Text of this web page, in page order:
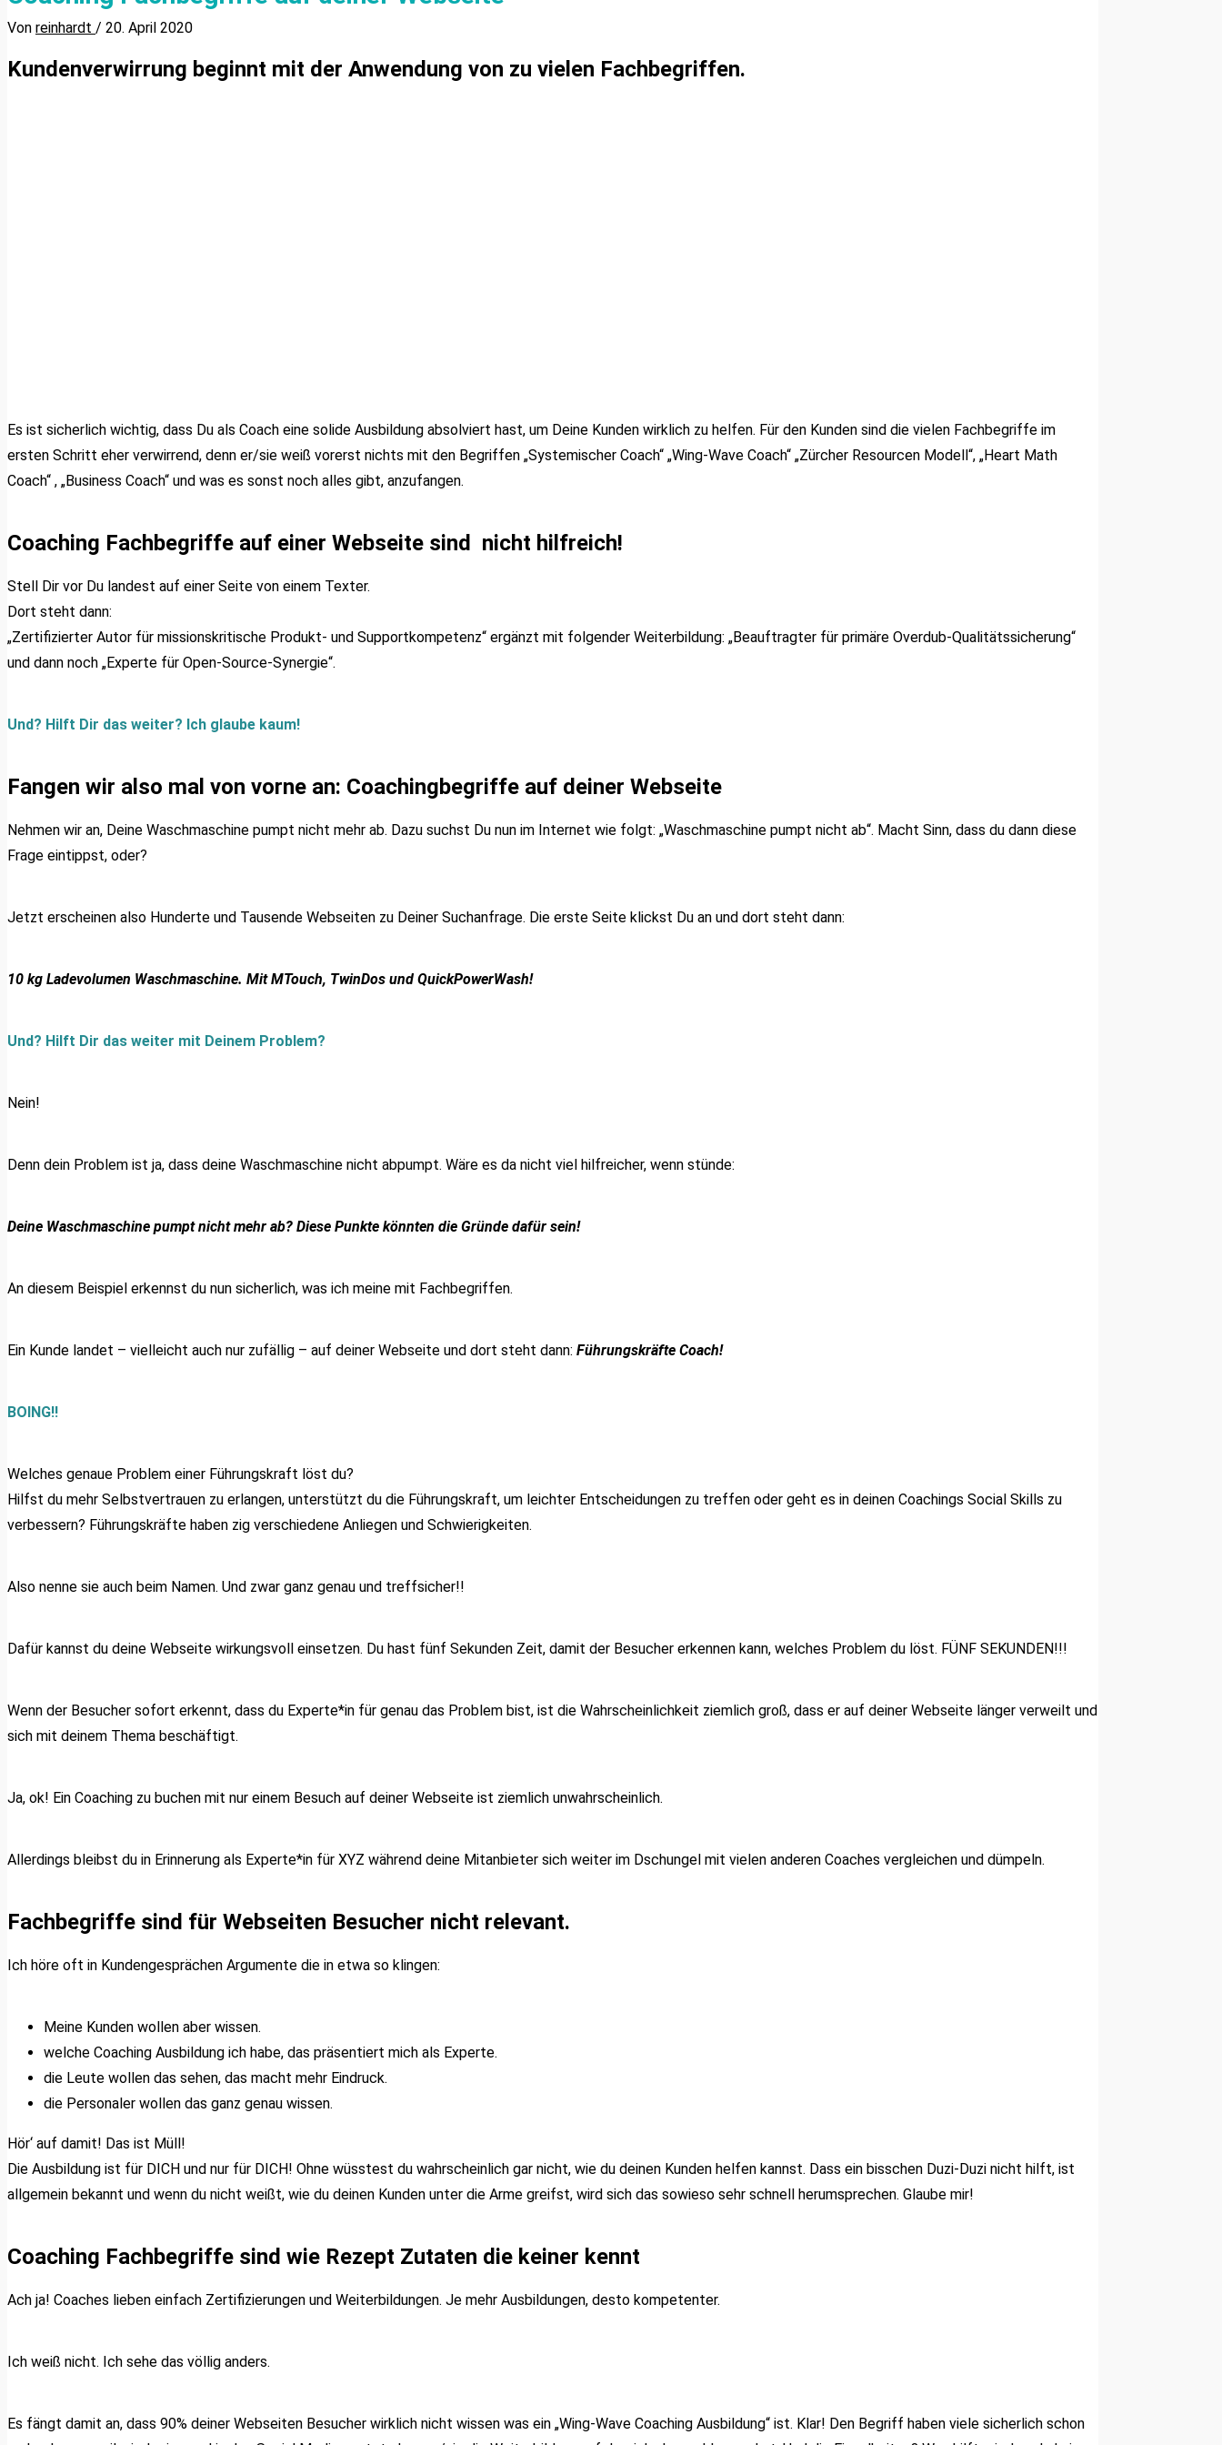
Von reinhardt / 20. April 2020
Kundenverwirrung beginnt mit der Anwendung von zu vielen Fachbegriffen.
Es ist sicherlich wichtig, dass Du als Coach eine solide Ausbildung absolviert hast, um Deine Kunden wirklich zu helfen. Für den Kunden sind die vielen Fachbegriffe im
ersten Schritt eher verwirrend, denn er/sie weiß vorerst nichts mit den Begriffen „Systemischer Coach“ „Wing-Wave Coach“ „Zürcher Resourcen Modell“, „Heart Math
Coach“ , „Business Coach“ und was es sonst noch alles gibt, anzufangen.
Coaching Fachbegriffe auf einer Webseite sind nicht hilfreich!
Stell Dir vor Du landest auf einer Seite von einem Texter.
Dort steht dann:
„Zertifizierter Autor für missionskritische Produkt- und Supportkompetenz“ ergänzt mit folgender Weiterbildung: „Beauftragter für primäre Overdub-Qualitätssicherung“
und dann noch „Experte für Open-Source-Synergie“.
Und? Hilft Dir das weiter? Ich glaube kaum!
Fangen wir also mal von vorne an: Coachingbegriffe auf deiner Webseite
Nehmen wir an, Deine Waschmaschine pumpt nicht mehr ab. Dazu suchst Du nun im Internet wie folgt: „Waschmaschine pumpt nicht ab“. Macht Sinn, dass du dann diese
Frage eintippst, oder?
Jetzt erscheinen also Hunderte und Tausende Webseiten zu Deiner Suchanfrage. Die erste Seite klickst Du an und dort steht dann:
10 kg Ladevolumen Waschmaschine. Mit MTouch, TwinDos und QuickPowerWash!
Und? Hilft Dir das weiter mit Deinem Problem?
Nein!
Denn dein Problem ist ja, dass deine Waschmaschine nicht abpumpt. Wäre es da nicht viel hilfreicher, wenn stünde:
Deine Waschmaschine pumpt nicht mehr ab? Diese Punkte könnten die Gründe dafür sein!
An diesem Beispiel erkennst du nun sicherlich, was ich meine mit Fachbegriffen.
Ein Kunde landet – vielleicht auch nur zufällig – auf deiner Webseite und dort steht dann: Führungskräfte Coach!
BOING!!
Welches genaue Problem einer Führungskraft löst du?
Hilfst du mehr Selbstvertrauen zu erlangen, unterstützt du die Führungskraft, um leichter Entscheidungen zu treffen oder geht es in deinen Coachings Social Skills zu
verbessern? Führungskräfte haben zig verschiedene Anliegen und Schwierigkeiten.
Also nenne sie auch beim Namen. Und zwar ganz genau und treffsicher!!
Dafür kannst du deine Webseite wirkungsvoll einsetzen. Du hast fünf Sekunden Zeit, damit der Besucher erkennen kann, welches Problem du löst. FÜNF SEKUNDEN!!!
Wenn der Besucher sofort erkennt, dass du Experte*in für genau das Problem bist, ist die Wahrscheinlichkeit ziemlich groß, dass er auf deiner Webseite länger verweilt und
sich mit deinem Thema beschäftigt.
Ja, ok! Ein Coaching zu buchen mit nur einem Besuch auf deiner Webseite ist ziemlich unwahrscheinlich.
Allerdings bleibst du in Erinnerung als Experte*in für XYZ während deine Mitanbieter sich weiter im Dschungel mit vielen anderen Coaches vergleichen und dümpeln.
Fachbegriffe sind für Webseiten Besucher nicht relevant.
Ich höre oft in Kundengesprächen Argumente die in etwa so klingen:
Meine Kunden wollen aber wissen.
welche Coaching Ausbildung ich habe, das präsentiert mich als Experte.
die Leute wollen das sehen, das macht mehr Eindruck.
die Personaler wollen das ganz genau wissen.
Hör‘ auf damit! Das ist Müll!
Die Ausbildung ist für DICH und nur für DICH! Ohne wüsstest du wahrscheinlich gar nicht, wie du deinen Kunden helfen kannst. Dass ein bisschen Duzi-Duzi nicht hilft, ist
allgemein bekannt und wenn du nicht weißt, wie du deinen Kunden unter die Arme greifst, wird sich das sowieso sehr schnell herumsprechen. Glaube mir!
Coaching Fachbegriffe sind wie Rezept Zutaten die keiner kennt
Ach ja! Coaches lieben einfach Zertifizierungen und Weiterbildungen. Je mehr Ausbildungen, desto kompetenter.
Ich weiß nicht. Ich sehe das völlig anders.
Es fängt damit an, dass 90% deiner Webseiten Besucher wirklich nicht wissen was ein „Wing-Wave Coaching Ausbildung“ ist. Klar! Den Begriff haben viele sicherlich schon